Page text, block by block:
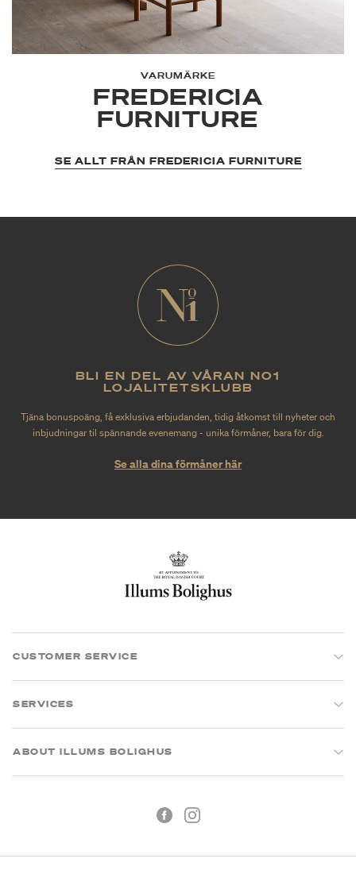
VARUMÄRKE
FREDERICIA
FURNITURE
SE ALLT FRÅN FREDERICIA FURNITURE
BLI EN DEL AV VÅRAN NO1
LOJALITETSKLUBB
Tjäna bonuspoäng, få exklusiva erbjudanden, tidig åtkomst till nyheter och
inbjudningar til spännande evenemang - unika förmåner, bara för dig.
Se alla dina förmåner här
CUSTOMER SERVICE
SERVICES
ABOUT ILLUMS BOLIGHUS